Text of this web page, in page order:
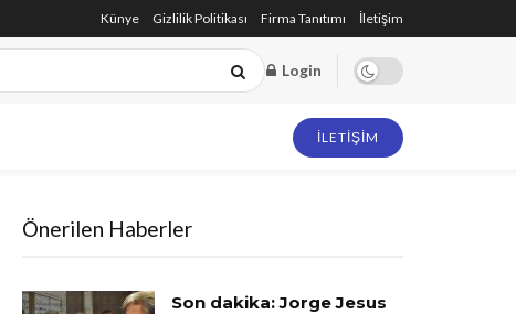
Künye Gizlilik Politikası Firma Tanıtımı İletişim
Login
İLETIŞIM
Önerilen Haberler
Son dakika: Jorge Jesus